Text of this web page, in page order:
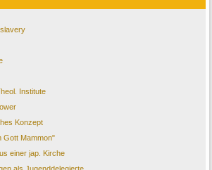
Institute
Konzept
Gott Mammon"
einer jap. Kirche